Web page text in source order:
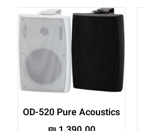
OD-520 Pure Acoustics